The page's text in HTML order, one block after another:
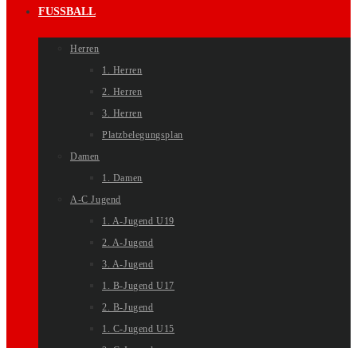
FUSSBALL
Herren
1. Herren
2. Herren
3. Herren
Platzbelegungsplan
Damen
1. Damen
A-C Jugend
1. A-Jugend U19
2. A-Jugend
3. A-Jugend
1. B-Jugend U17
2. B-Jugend
1. C-Jugend U15